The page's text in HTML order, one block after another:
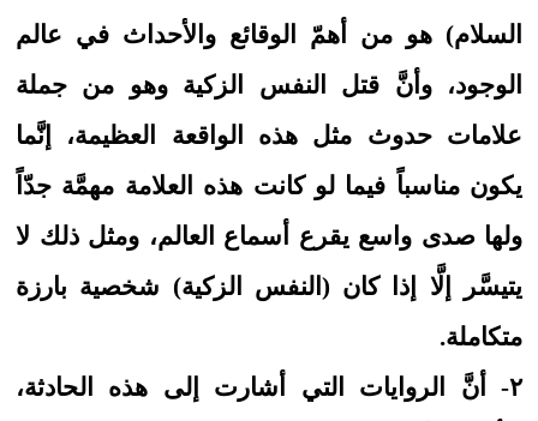
السلام) هو من أهمّ الوقائع والأحداث في عالم
الوجود، وأنَّ قتل النفس الزكية وهو من جملة
علامات حدوث مثل هذه الواقعة العظيمة، إنَّما
يكون مناسباً فيما لو كانت هذه العلامة مهمَّة جدّاً
ولها صدى واسع يقرع أسماع العالم، ومثل ذلك لا
يتيسَّر إلَّا إذا كان (النفس الزكية) شخصية بارزة
متكاملة.
٢- أنَّ الروايات التي أشارت إلى هذه الحادثة،